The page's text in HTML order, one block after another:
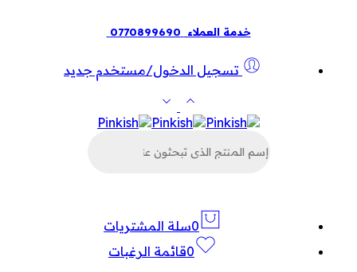
خدمة العملاء 0770899690
تسجيل الدخول/مستخدم جديد
عن
0سلة المشتريات
0قائمة الرغبات